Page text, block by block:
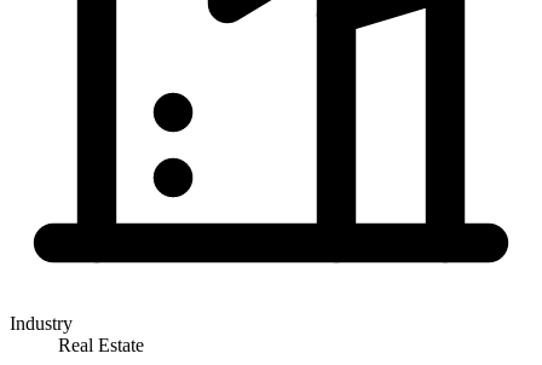
Industry
Real Estate